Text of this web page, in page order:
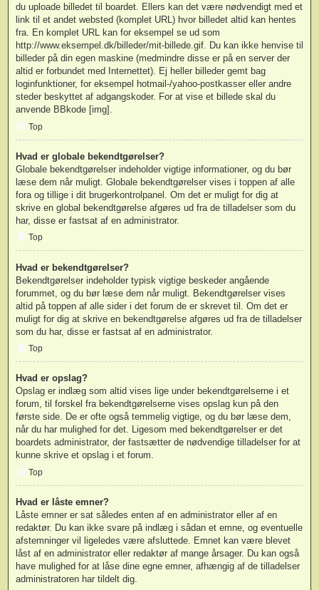
du uploade billedet til boardet. Ellers kan det være nødvendigt med et
link til et andet websted (komplet URL) hvor billedet altid kan hentes
fra. En komplet URL kan for eksempel se ud som
http://www.eksempel.dk/billeder/mit-billede.gif. Du kan ikke henvise til
billeder på din egen maskine (medmindre disse er på en server der
altid er forbundet med Internettet). Ej heller billeder gemt bag
loginfunktioner, for eksempel hotmail-/yahoo-postkasser eller andre
steder beskyttet af adgangskoder. For at vise et billede skal du
anvende BBkode [img].
Top
Hvad er globale bekendtgørelser?
Globale bekendtgørelser indeholder vigtige informationer, og du bør
læse dem når muligt. Globale bekendtgørelser vises i toppen af alle
fora og tillige i dit brugerkontrolpanel. Om det er muligt for dig at
skrive en global bekendtgørelse afgøres ud fra de tilladelser som du
har, disse er fastsat af en administrator.
Top
Hvad er bekendtgørelser?
Bekendtgørelser indeholder typisk vigtige beskeder angående
forummet, og du bør læse dem når muligt. Bekendtgørelser vises
altid på toppen af alle sider i det forum de er skrevet til. Om det er
muligt for dig at skrive en bekendtgørelse afgøres ud fra de tilladelser
som du har, disse er fastsat af en administrator.
Top
Hvad er opslag?
Opslag er indlæg som altid vises lige under bekendtgørelserne i et
forum, til forskel fra bekendtgørelserne vises opslag kun på den
første side. De er ofte også temmelig vigtige, og du bør læse dem,
når du har mulighed for det. Ligesom med bekendtgørelser er det
boardets administrator, der fastsætter de nødvendige tilladelser for at
kunne skrive et opslag i et forum.
Top
Hvad er låste emner?
Låste emner er sat således enten af en administrator eller af en
redaktør. Du kan ikke svare på indlæg i sådan et emne, og eventuelle
afstemninger vil ligeledes være afsluttede. Emnet kan være blevet
låst af en administrator eller redaktør af mange årsager. Du kan også
have mulighed for at låse dine egne emner, afhængig af de tilladelser
administratoren har tildelt dig.